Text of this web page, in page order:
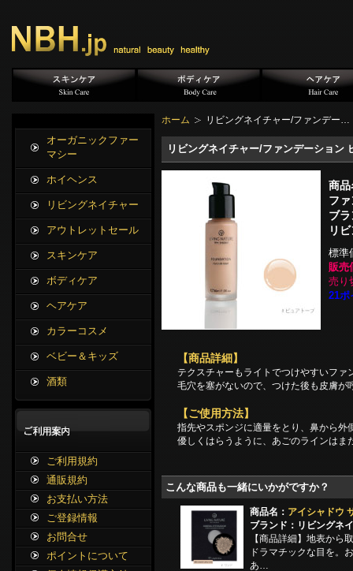
ホーム リビングネイチャー/ファンデー…
リビングネイチャー/ファンデーション
商品
フ
ブ
リ
標準
販売
売り
21ポ
【商品詳細】
テクスチャーもライトでつけやすいフ
毛穴を塞がないので、つけた後も皮膚が
【ご使用方法】
指先やスポンジに適量をとり、鼻から外
優しくはらうように、あごのラインはま
こんな商品も一緒にいかがですか？
商品名： アイシャドウ
ブランド：リビングネ
【商品詳細】地表から
ドラマチックな目を。
あ…
オーガニックファー
マシー
ホイヘンス
リビングネイチャー
アウトレットセール
スキンケア
ボディケア
ヘアケア
カラーコスメ
ベビー＆キッズ
酒類
ご利用規約
通販規約
お支払い方法
ご登録情報
お問合せ
ポイントについて